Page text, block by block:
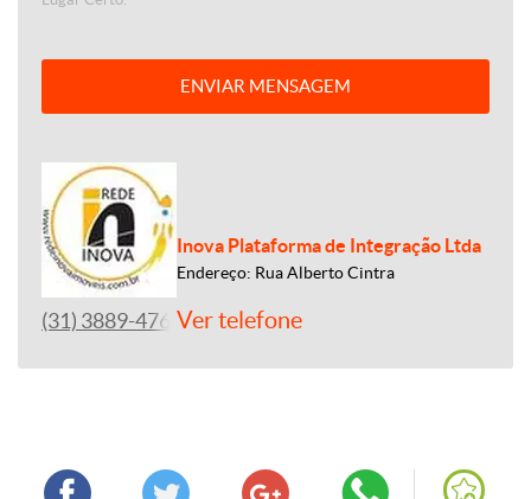
ENVIAR MENSAGEM
Inova Plataforma de Integração Ltda
Endereço: Rua Alberto Cintra
(31) 3889-4765Ver telefone